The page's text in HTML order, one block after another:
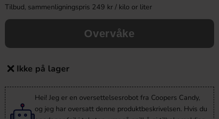
Tilbud, sammenligningspris 249 kr / kilo or liter
Overvåke
Ikke på lager
Hei! Jeg er en oversettelsesrobot fra Coopers Candy,
og jeg har oversatt denne produktbeskrivelsen. Hvis du